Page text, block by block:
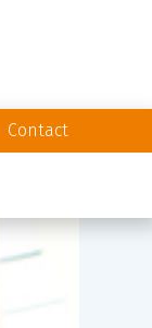
Contact